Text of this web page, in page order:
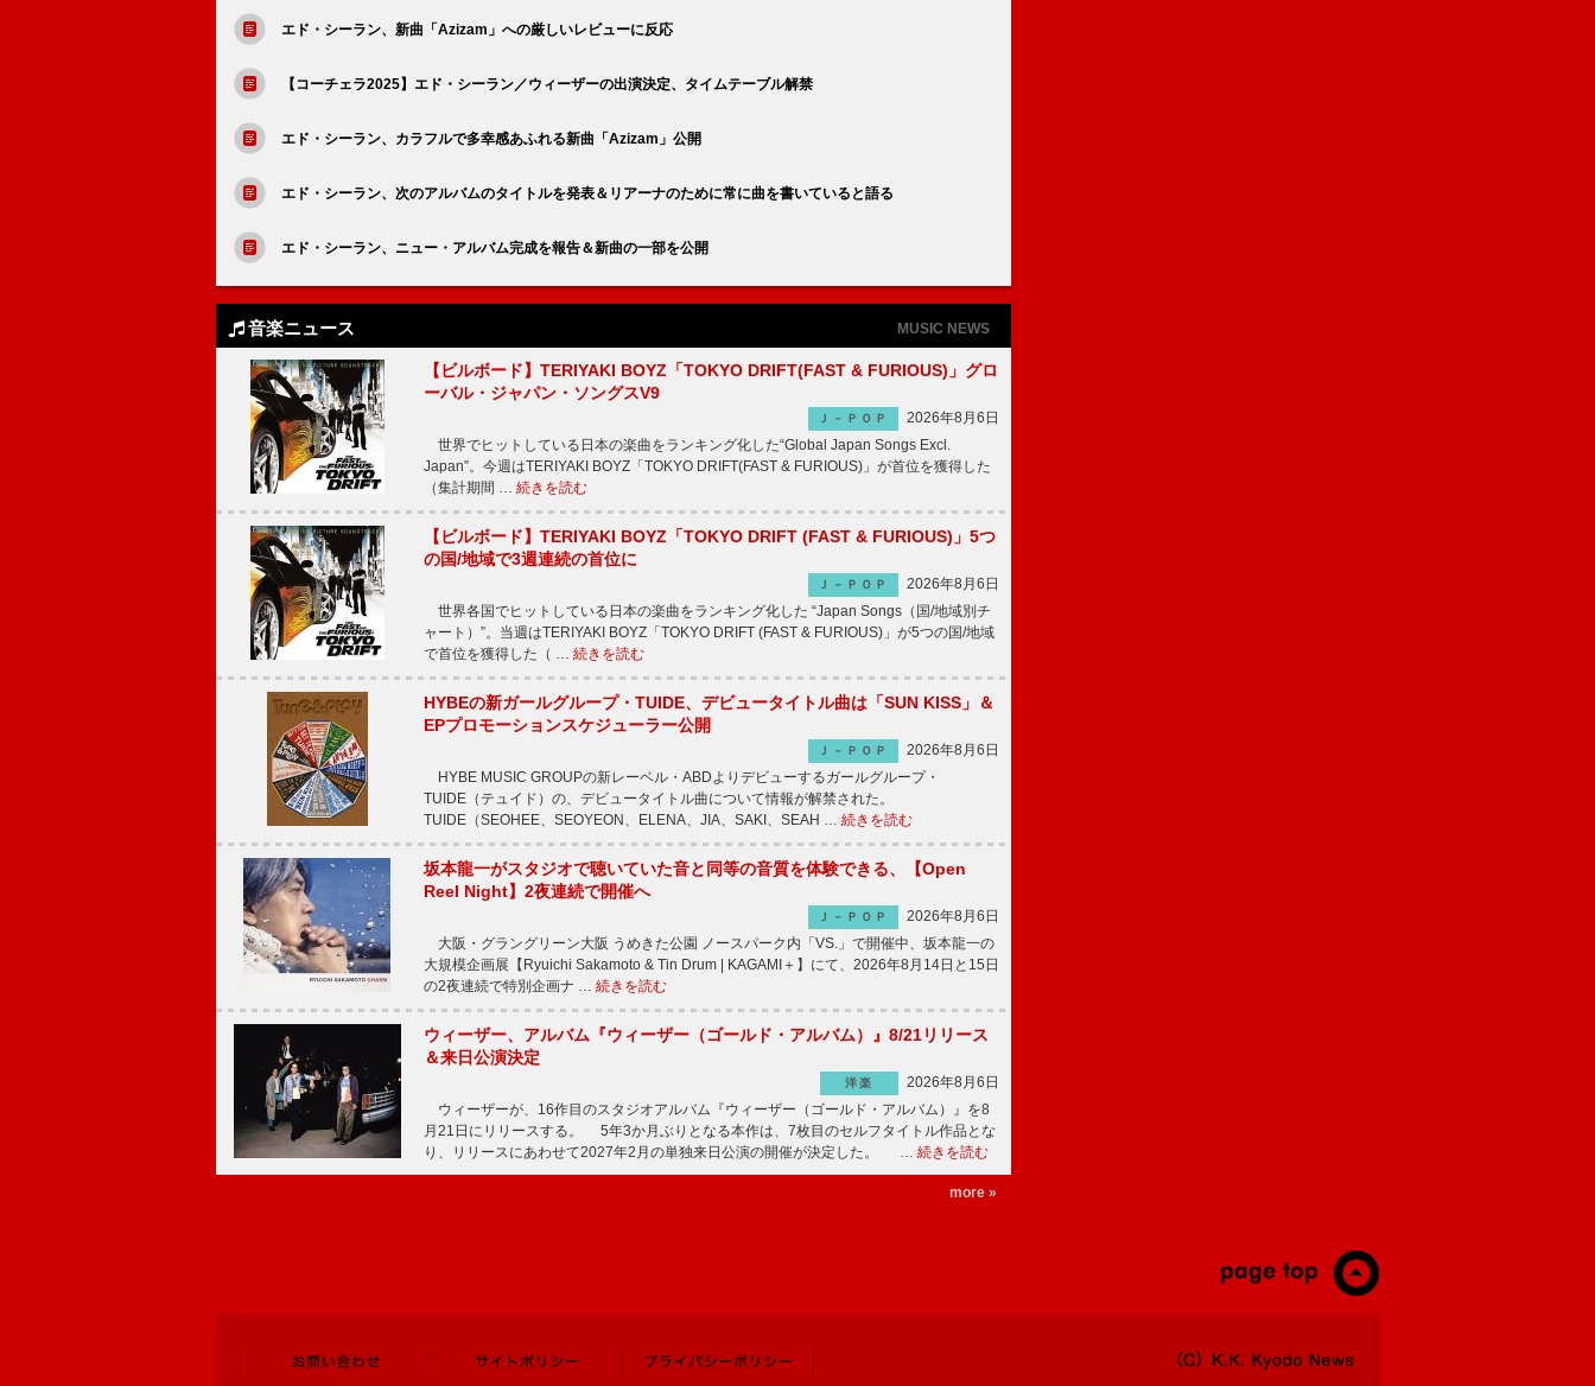
エド・シーラン、新曲「Azizam」への厳しいレビューに反応
【コーチェラ2025】エド・シーラン／ウィーザーの出演決定、タイムテーブル解禁
エド・シーラン、カラフルで多幸感あふれる新曲「Azizam」公開
エド・シーラン、次のアルバムのタイトルを発表＆リアーナのために常に曲を書いていると語る
エド・シーラン、ニュー・アルバム完成を報告＆新曲の一部を公開
音楽ニュース MUSIC NEWS
【ビルボード】TERIYAKI BOYZ「TOKYO DRIFT(FAST & FURIOUS)」グロ
ーバル・ジャパン・ソングスV9
Ｊ－ＰＯＰ
2026年8月6日
世界でヒットしている日本の楽曲をランキング化した“Global Japan Songs Excl.
Japan”。今週はTERIYAKI BOYZ「TOKYO DRIFT(FAST & FURIOUS)」が首位を獲得した
（集計期間 … 続きを読む
【ビルボード】TERIYAKI BOYZ「TOKYO DRIFT (FAST & FURIOUS)」5つ
の国/地域で3週連続の首位に
Ｊ－ＰＯＰ
2026年8月6日
世界各国でヒットしている日本の楽曲をランキング化した “Japan Songs（国/地域別チ
ャート）”。当週はTERIYAKI BOYZ「TOKYO DRIFT (FAST & FURIOUS)」が5つの国/地域
で首位を獲得した（ … 続きを読む
HYBEの新ガールグループ・TUIDE、デビュータイトル曲は「SUN KISS」＆
EPプロモーションスケジューラー公開
Ｊ－ＰＯＰ
2026年8月6日
HYBE MUSIC GROUPの新レーベル・ABDよりデビューするガールグループ・
TUIDE（テュイド）の、デビュータイトル曲について情報が解禁された。
TUIDE（SEOHEE、SEOYEON、ELENA、JIA、SAKI、SEAH … 続きを読む
坂本龍一がスタジオで聴いていた音と同等の音質を体験できる、【Open
Reel Night】2夜連続で開催へ
Ｊ－ＰＯＰ
2026年8月6日
大阪・グラングリーン大阪 うめきた公園 ノースパーク内「VS.」で開催中、坂本龍一の
大規模企画展【Ryuichi Sakamoto & Tin Drum | KAGAMI＋】にて、2026年8月14日と15日
の2夜連続で特別企画ナ … 続きを読む
ウィーザー、アルバム『ウィーザー（ゴールド・アルバム）』8/21リリース
＆来日公演決定
洋楽
2026年8月6日
ウィーザーが、16作目のスタジオアルバム『ウィーザー（ゴールド・アルバム）』を8
月21日にリリースする。 5年3か月ぶりとなる本作は、7枚目のセルフタイトル作品とな
り、リリースにあわせて2027年2月の単独来日公演の開催が決定した。 … 続きを読む
more »